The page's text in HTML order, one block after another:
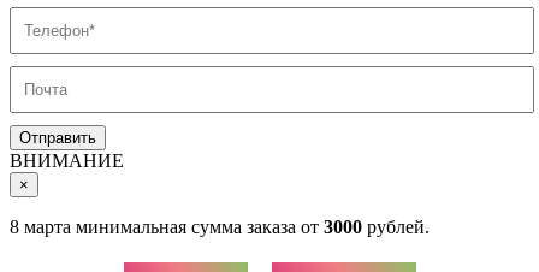
ВНИМАНИЕ
×
8 марта минимальная сумма заказа от 3000 рублей.